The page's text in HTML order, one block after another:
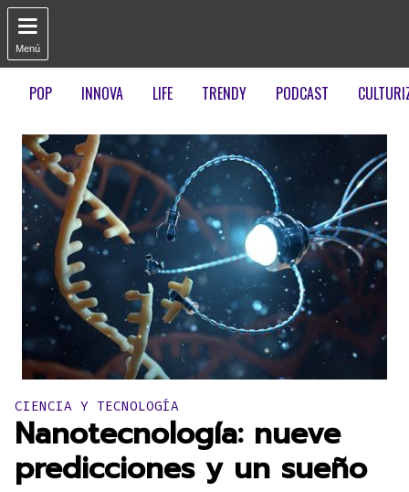

Menú
POP INNOVA LIFE TRENDY PODCAST
Publicado en:
CIENCIA Y TECNOLOGÍA
Nanotecnología: nueve
predicciones y un sueño